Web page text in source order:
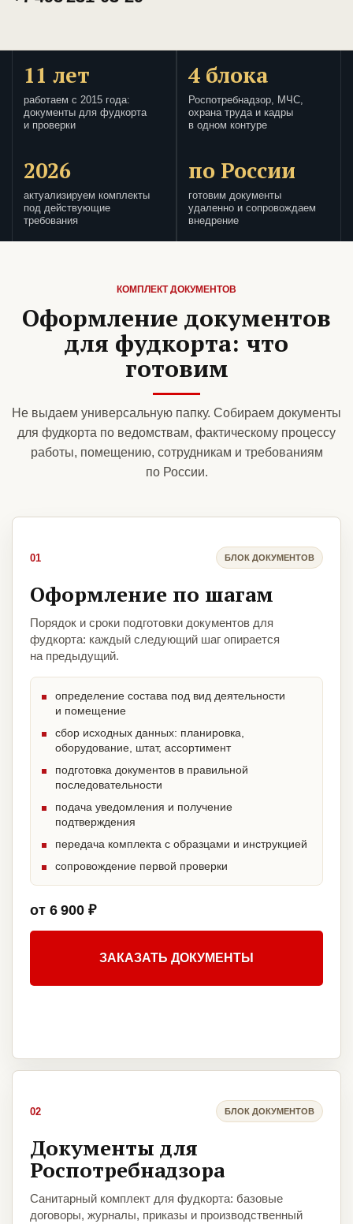
11 лет
работаем с 2015 года:
документы для фудкорта
и проверки
4 блока
Роспотребнадзор, МЧС,
охрана труда и кадры
в одном контуре
2026
актуализируем комплекты
под действующие
требования
по России
готовим документы
удаленно и сопровождаем
внедрение
КОМПЛЕКТ ДОКУМЕНТОВ
Оформление документов
для фудкорта: что
готовим
Не выдаем универсальную папку. Собираем документы
для фудкорта по ведомствам, фактическому процессу
работы, помещению, сотрудникам и требованиям
по России.
01 БЛОК ДОКУМЕНТОВ
Оформление по шагам
Порядок и сроки подготовки документов для
фудкорта: каждый следующий шаг опирается
на предыдущий.
определение состава под вид деятельности
и помещение
сбор исходных данных: планировка,
оборудование, штат, ассортимент
подготовка документов в правильной
последовательности
подача уведомления и получение
подтверждения
передача комплекта с образцами и инструкцией
сопровождение первой проверки
от 6 900 ₽
ЗАКАЗАТЬ ДОКУМЕНТЫ
02 БЛОК ДОКУМЕНТОВ
Документы для
Роспотребнадзора
Санитарный комплект для фудкорта: базовые
договоры, журналы, приказы и производственный